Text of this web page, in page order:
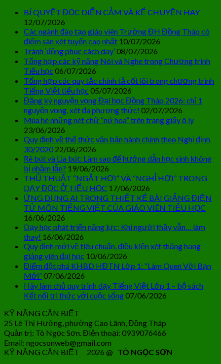
BÍ QUYẾT ĐỌC DIỄN CẢM VÀ KỂ CHUYỆN HAY
12/07/2026
Các ngành đào tạo giáo viên Trường ĐH Đồng Tháp có
điểm sàn xét tuyển cao nhất 10/07/2026
Tránh ‘đồng phục cách dạy’08/07/2026
Tổng hợp các kỹ năng Nói và Nghe trong Chương trình
Tiểu học 06/07/2026
Tổng hợp các quy tắc chính tả cốt lõi trong chương trình
Tiếng Việt tiểu học 05/07/2026
Đăng ký nguyện vọng Đại học Đồng Tháp 2026: chỉ 1
nguyện vọng, xét đa phương thức! 02/07/2026
Mùa hè những nét chữ “nở hoa” trên trang giấy ô ly
23/06/2026
Quy định về thể thức văn bản hành chính theo Nghị định
30/2020 22/06/2026
Rê bút và Lia bút: Làm sao để hướng dẫn học sinh không
bị nhầm lẫn? 19/06/2026
THỦ THUẬT “NGẮT HƠI” VÀ “NGHỈ HƠI” TRONG
DẠY ĐỌC Ở TIỂU HỌC 17/06/2026
ỨNG DỤNG AI TRONG THIẾT KẾ BÀI GIẢNG ĐIỆN
TỬ MÔN TIẾNG VIỆT CỦA GIÁO VIÊN TIỂU HỌC
16/06/2026
Dạy học phát triển năng lực: Khi người thầy vẫn… làm
thay! 16/06/2026
Quy định mới về tiêu chuẩn, điều kiện xét thăng hạng
giảng viên đại học 10/06/2026
Điểm đột phá KHBD HĐTN Lớp 1: “Làm Quen Với Bạn
Mới”07/06/2026
Hãy làm chủ quy trình dạy Tiếng Việt Lớp 1 – bộ sách
Kết nối tri thức với cuộc sống07/06/2026
KỸ NĂNG CẦN BIẾT
25 Lê Thị Hường, phường Cao Lãnh, Đồng Tháp
Quản trị: Tô Ngọc Sơn. Điện thoại: 0939076466
Email: ngocsonweb@gmail.com
KỸ NĂNG CẦN BIẾT 2026 @ TÔ NGỌC SƠN